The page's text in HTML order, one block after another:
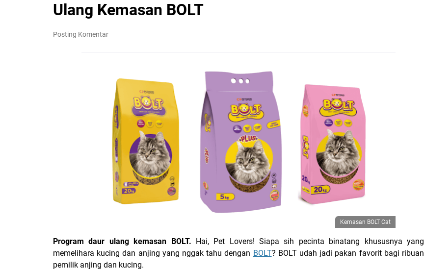
Ulang Kemasan BOLT
Posting Komentar
Kemasan BOLT Cat
Program daur ulang kemasan BOLT. Hai, Pet Lovers! Siapa sih pecinta binatang khususnya yang
memelihara kucing dan anjing yang nggak tahu dengan BOLT? BOLT udah jadi pakan favorit bagi ribuan
pemilik anjing dan kucing.